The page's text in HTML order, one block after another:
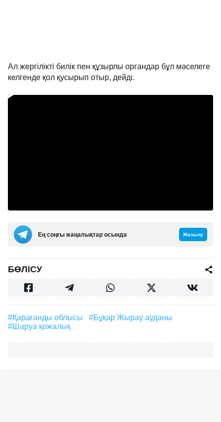
Ал жергілікті билік пен құзырлы органдар бұл мәселеге
келгенде қол қусырып отыр, дейді.
Ең соңғы жаңалықтар осында Жазылу
БӨЛІСУ
#Қарағанды облысы
#Бұқар Жырау ауданы
#Шаруа қожалық